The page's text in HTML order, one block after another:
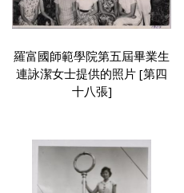
羅富國師範學院第五屆畢業生
連詠潔女士提供的照片 [第四
十八張]